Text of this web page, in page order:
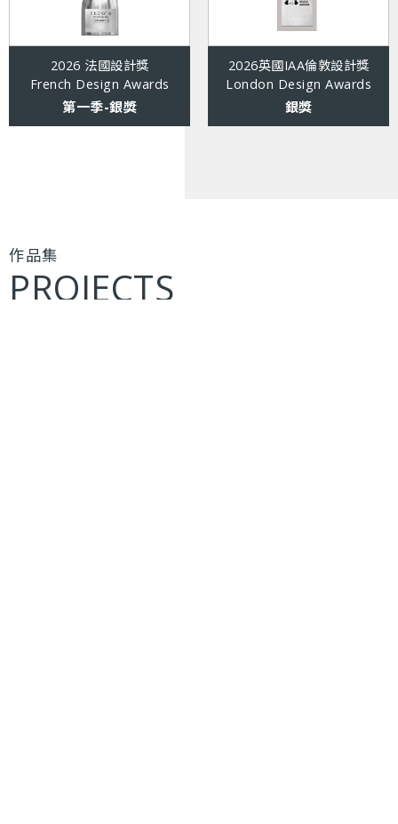
2026 法國設計獎
French Design Awards
第一季-銀獎
2026英國IAA倫敦設計獎
London Design Awards
銀獎
作品集
PROJECTS